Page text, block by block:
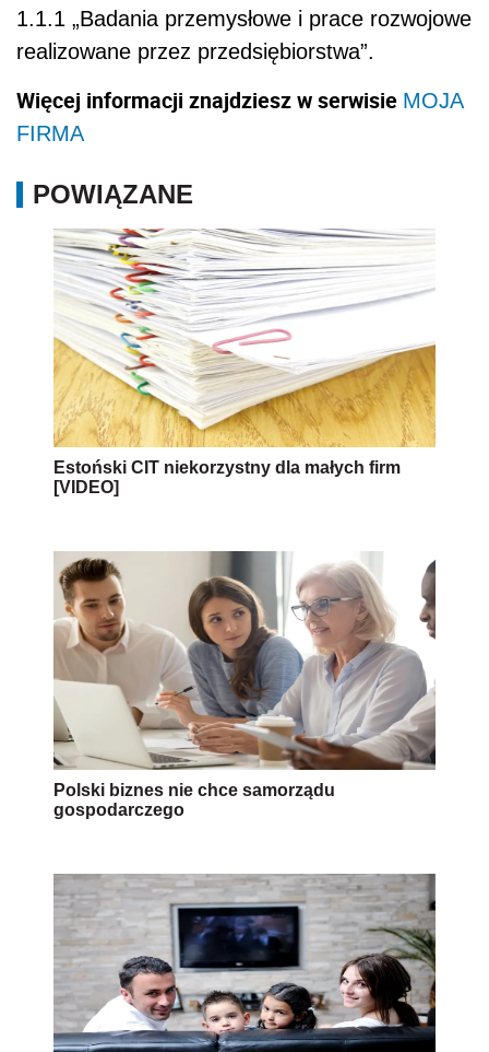
1.1.1 „Badania przemysłowe i prace rozwojowe
realizowane przez przedsiębiorstwa”.
Więcej informacji znajdziesz w serwisie MOJA
FIRMA
POWIĄZANE
Estoński CIT niekorzystny dla małych firm
[VIDEO]
Polski biznes nie chce samorządu
gospodarczego